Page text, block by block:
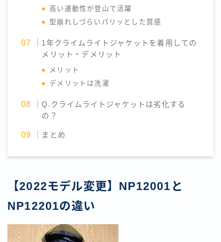
高い運動性が登山で活躍
型崩れしづらいパリッとした質感
1年クライムライトジャケットを着用しての
メリット・デメリット
メリット
デメリットは洗濯
Q.クライムライトジャケットは劣化する
の？
まとめ
【2022モデル変更】NP12001と
NP12201の違い